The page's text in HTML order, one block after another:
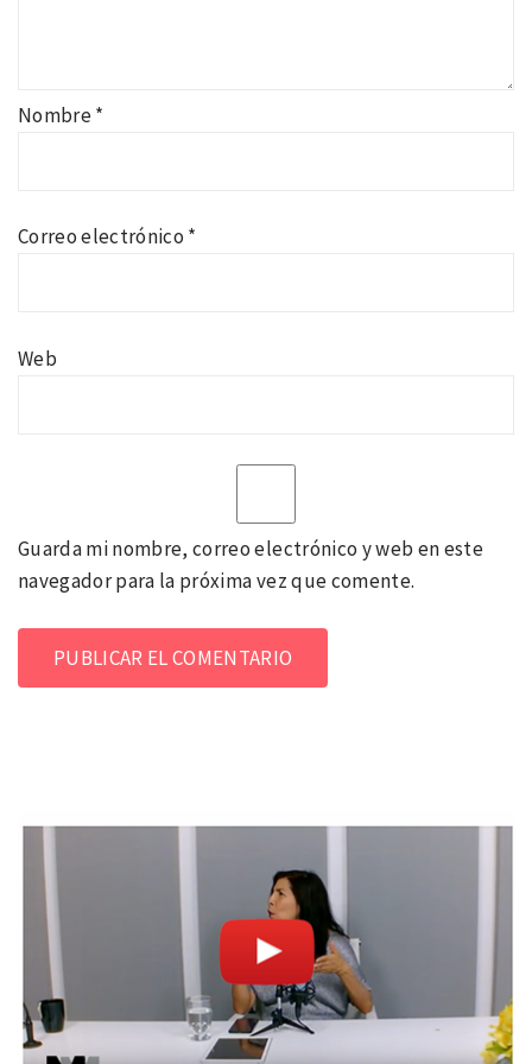
Nombre*
Correo electrónico *
Web
Guarda mi nombre, correo electrónico y web en este
navegador para la próxima vez que comente.